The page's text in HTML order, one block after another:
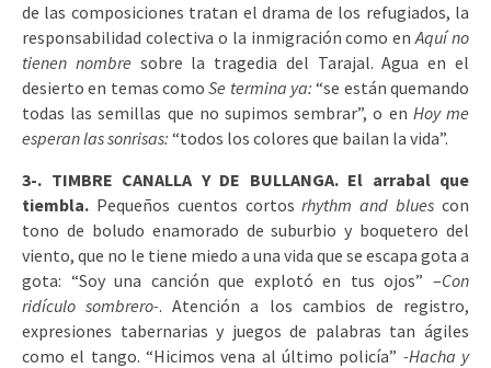
de las composiciones tratan el drama de los refugiados, la
responsabilidad colectiva o la inmigración como enAquí no
tienen nombre sobre la tragedia del Tarajal. Agua en el
desierto en temas comoSe termina ya:“se están quemando
todas las semillas que no supimos sembrar”, o en Hoy me
esperan las sonrisas: “todos los colores que bailan la vida”.
3-. TIMBRE CANALLA Y DE BULLANGA. El arrabal que
tiembla. Pequeños cuentos cortosrhythm and blues con
tono de boludo enamorado de suburbio y boquetero del
viento, que no le tiene miedo a una vida que se escapa gota a
gota: “Soy una canción que explotó en tus ojos” –Con
ridículo sombrero-. Atención a los cambios de registro,
expresiones tabernarias y juegos de palabras tan ágiles
como el tango. “Hicimos vena al último policía” -Hacha y